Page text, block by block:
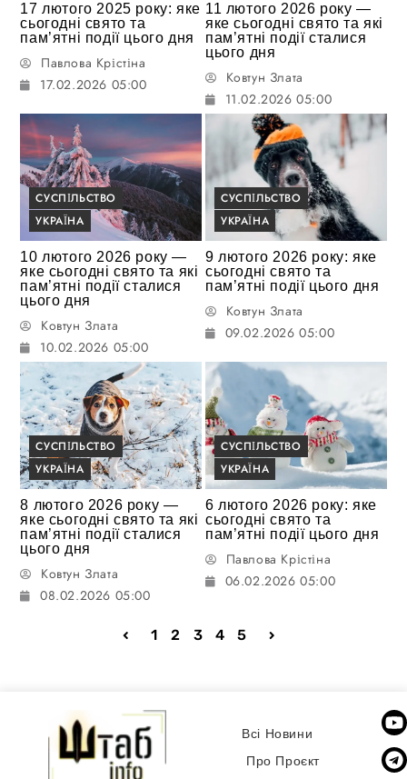
17 лютого 2025 року: яке
сьогодні свято та
пам’ятні події цього дня
Павлова Крістіна
17.02.2026 05:00
11 лютого 2026 року —
яке сьогодні свято та які
пам’ятні події сталися
цього дня
Ковтун Злата
11.02.2026 05:00
СУСПІЛЬСТВО
УКРАЇНА
10 лютого 2026 року —
яке сьогодні свято та які
пам’ятні події сталися
цього дня
Ковтун Злата
10.02.2026 05:00
СУСПІЛЬСТВО
УКРАЇНА
9 лютого 2026 року: яке
сьогодні свято та
пам’ятні події цього дня
Ковтун Злата
09.02.2026 05:00
СУСПІЛЬСТВО
УКРАЇНА
8 лютого 2026 року —
яке сьогодні свято та які
пам’ятні події сталися
цього дня
Ковтун Злата
08.02.2026 05:00
СУСПІЛЬСТВО
УКРАЇНА
6 лютого 2026 року: яке
сьогодні свято та
пам’ятні події цього дня
Павлова Крістіна
06.02.2026 05:00
1 2 3 4 5
Всі Новини
Про Проєкт